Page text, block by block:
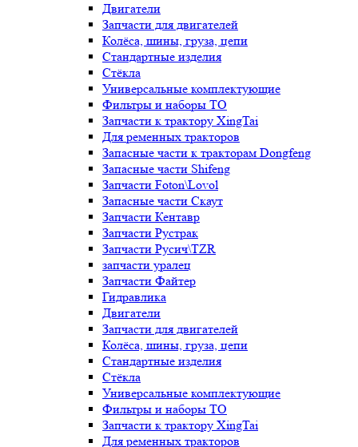
Двигатели
Запчасти для двигателей
Колёса, шины, груза, цепи
Стандартные изделия
Стёкла
Универсальные комплектующие
Фильтры и наборы ТО
Запчасти к трактору XingTai
Для ременных тракторов
Запасные части к тракторам Dongfeng
Запасные части Shifeng
Запчасти Foton\Lovol
Запасные части Скаут
Запчасти Кентавр
Запчасти Рустрак
Запчасти Русич\TZR
запчасти уралец
Запчасти Файтер
Гидравлика
Двигатели
Запчасти для двигателей
Колёса, шины, груза, цепи
Стандартные изделия
Стёкла
Универсальные комплектующие
Фильтры и наборы ТО
Запчасти к трактору XingTai
Для ременных тракторов